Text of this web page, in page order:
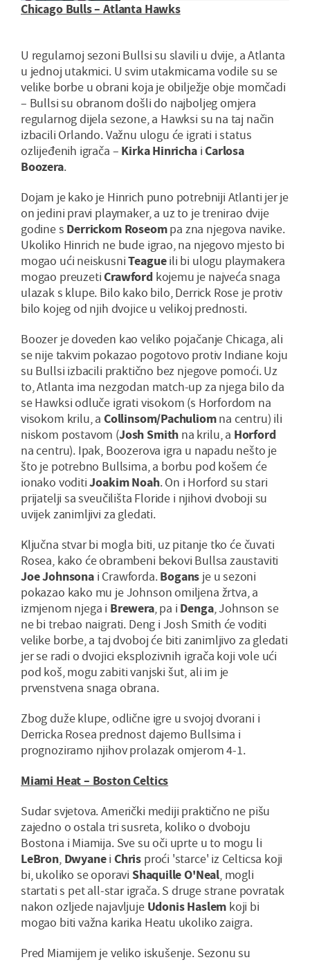
Chicago Bulls – Atlanta Hawks
U regularnoj sezoni Bullsi su slavili u dvije, a Atlanta
u jednoj utakmici. U svim utakmicama vodile su se
velike borbe u obrani koja je obilježje obje momčadi
– Bullsi su obranom došli do najboljeg omjera
regularnog dijela sezone, a Hawksi su na taj način
izbacili Orlando. Važnu ulogu će igrati i status
ozlijeđenih igrača – Kirka HinrichaiCarlosa
Boozera.
Dojam je kako je Hinrich puno potrebniji Atlanti jer je
on jedini pravi playmaker, a uz to je trenirao dvije
godine s Derrickom Roseompa zna njegova navike.
Ukoliko Hinrich ne bude igrao, na njegovo mjesto bi
mogao ući neiskusniTeagueili bi ulogu playmakera
mogao preuzetiCrawfordkojemu je najveća snaga
ulazak s klupe. Bilo kako bilo, Derrick Rose je protiv
bilo kojeg od njih dvojice u velikoj prednosti.
Boozer je doveden kao veliko pojačanje Chicaga, ali
se nije takvim pokazao pogotovo protiv Indiane koju
su Bullsi izbacili praktično bez njegove pomoći. Uz
to, Atlanta ima nezgodan match-up za njega bilo da
se Hawksi odluče igrati visokom (s Horfordom na
visokom krilu, a Collinsom/Pachuliomna centru) ili
niskom postavom (Josh Smith na krilu, a Horford
na centru). Ipak, Boozerova igra u napadu nešto je
što je potrebno Bullsima, a borbu pod košem će
ionako voditiJoakim Noah. On i Horford su stari
prijatelji sa sveučilišta Floride i njihovi dvoboji su
uvijek zanimljivi za gledati.
Ključna stvar bi mogla biti, uz pitanje tko će čuvati
Rosea, kako će obrambeni bekovi Bullsa zaustaviti
Joe Johnsonai Crawforda.Bogans je u sezoni
pokazao kako mu je Johnson omiljena žrtva, a
izmjenom njega i Brewera, pa i Denga, Johnson se
ne bi trebao naigrati. Deng i Josh Smith će voditi
velike borbe, a taj dvoboj će biti zanimljivo za gledati
jer se radi o dvojici eksplozivnih igrača koji vole ući
pod koš, mogu zabiti vanjski šut, ali im je
prvenstvena snaga obrana.
Zbog duže klupe, odlične igre u svojoj dvorani i
Derricka Rosea prednost dajemo Bullsima i
prognoziramo njihov prolazak omjerom 4-1.
Miami Heat – Boston Celtics
Sudar svjetova. Američki mediji praktično ne pišu
zajedno o ostala tri susreta, koliko o dvoboju
Bostona i Miamija. Sve su oči uprte u to mogu li
LeBron, Dwyanei Chris proći 'starce' iz Celticsa koji
bi, ukoliko se oporavi Shaquille O'Neal, mogli
startati s pet all-star igrača. S druge strane povratak
nakon ozljede najavljuje Udonis Haslem koji bi
mogao biti važna karika Heatu ukoliko zaigra.
Pred Miamijem je veliko iskušenje. Sezonu su